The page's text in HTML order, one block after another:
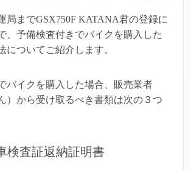
局までGSX750F KATANA君の登録に
、予備検査付きでバイクを購入した
についてご紹介します。
バイクを購入した場合、販売業者
）から受け取るべき書類は次の３つ
検査証返納証明書